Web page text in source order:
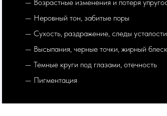
Высыпания, черные точки, жирный блеск
Темные круги под глазами, отечность
Пигментация